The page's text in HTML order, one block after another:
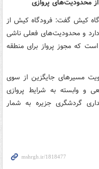
محدودیت‌های پروازی
کیش گفت: فرودگاه کیش از
و محدودیت‌های فعلی ناشی
که مجوز پرواز برای منطقه
مسیرهای جایگزین از سوی
و وابسته به شرایط پروازی
گردشگری جزیره به شمار